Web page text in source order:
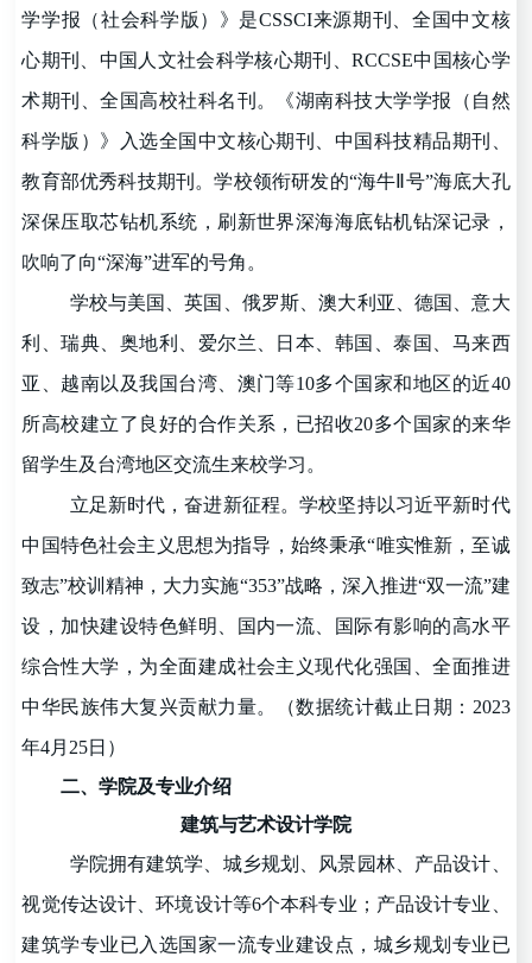
学学报（社会科学版）》是CSSCI来源期刊、全国中文核
心期刊、中国人文社会科学核心期刊、RCCSE中国核心学
术期刊、全国高校社科名刊。《湖南科技大学学报（自然
科学版）》入选全国中文核心期刊、中国科技精品期刊、
教育部优秀科技期刊。学校领衔研发的“海牛 号”海底大孔
深保压取芯钻机系统，刷新世界深海海底钻机钻深记录，
吹响了向“深海”进军的号角。
学校与美国、英国、俄罗斯、澳大利亚、德国、意大
利、瑞典、奥地利、爱尔兰、日本、韩国、泰国、马来西
亚、越南以及我国台湾、澳门等10多个国家和地区的近40
所高校建立了良好的合作关系，已招收20多个国家的来华
留学生及台湾地区交流生来校学习。
立足新时代，奋进新征程。学校坚持以习近平新时代
中国特色社会主义思想为指导，始终秉承“唯实惟新，至诚
致志”校训精神，大力实施“353”战略，深入推进“双一流”建
设，加快建设特色鲜明、国内一流、国际有影响的高水平
综合性大学，为全面建成社会主义现代化强国、全面推进
中华民族伟大复兴贡献力量。（数据统计截止日期：2023
年4月25日）
二、学院及专业介绍
建筑与艺术设计学院
学院拥有建筑学、城乡规划、风景园林、产品设计、
视觉传达设计、环境设计等6个本科专业；产品设计专业、
建筑学专业已入选国家一流专业建设点，城乡规划专业已